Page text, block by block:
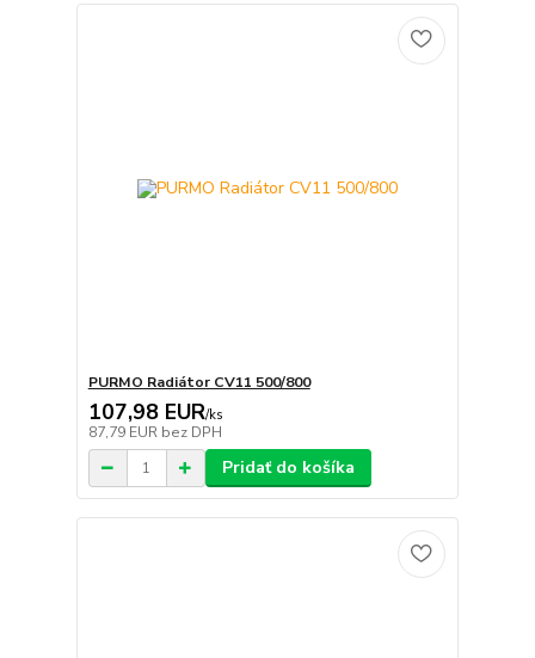
PURMO Radiátor CV11 500/800
107,98 EUR/ks
87,79 EUR bez DPH
Pridať do košíka